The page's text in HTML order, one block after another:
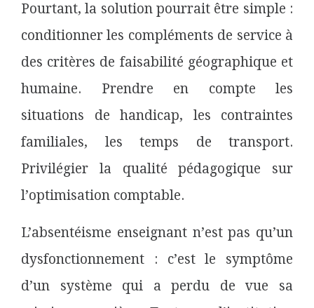
Pourtant, la solution pourrait être simple :
conditionner les compléments de service à
des critères de faisabilité géographique et
humaine. Prendre en compte les
situations de handicap, les contraintes
familiales, les temps de transport.
Privilégier la qualité pédagogique sur
l’optimisation comptable.
L’absentéisme enseignant n’est pas qu’un
dysfonctionnement : c’est le symptôme
d’un système qui a perdu de vue sa